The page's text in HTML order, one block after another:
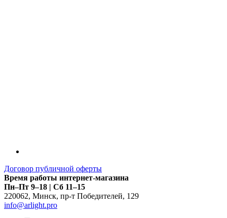
Договор публичной оферты
Время работы интернет-магазина
Пн–Пт 9–18 | Сб 11–15
220062, Минск, пр-т Победителей, 129
info@arlight.pro